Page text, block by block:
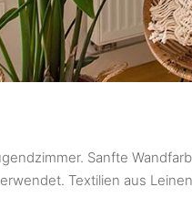
Sanfte
Textilien aus